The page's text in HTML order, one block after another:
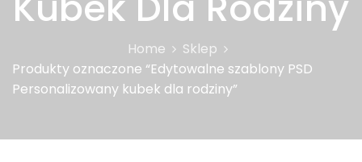
Home
Sklep
Produkty oznaczone “Edytowalne szablony PSD
Personalizowany kubek dla rodziny”